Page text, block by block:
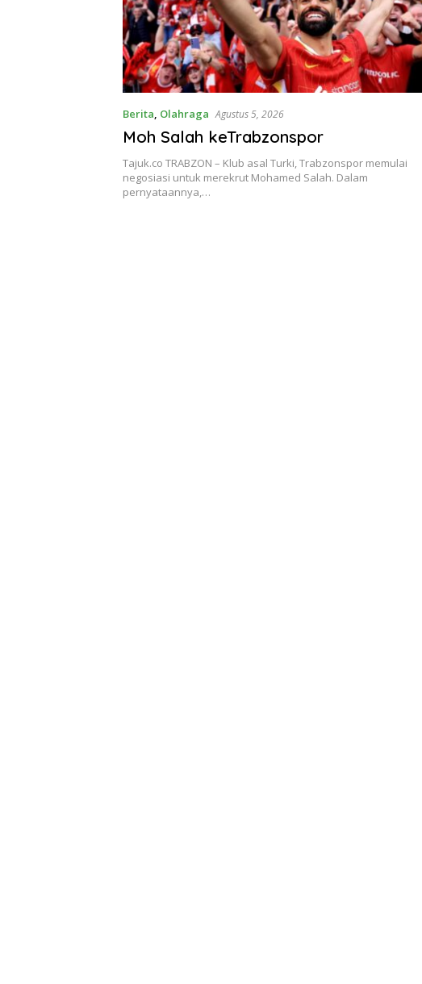
Berita, Olahraga Agustus 5, 2026
Moh Salah keTrabzonspor
Tajuk.co TRABZON – Klub asal Turki, Trabzonspor memulai
negosiasi untuk merekrut Mohamed Salah. Dalam
pernyataannya,…